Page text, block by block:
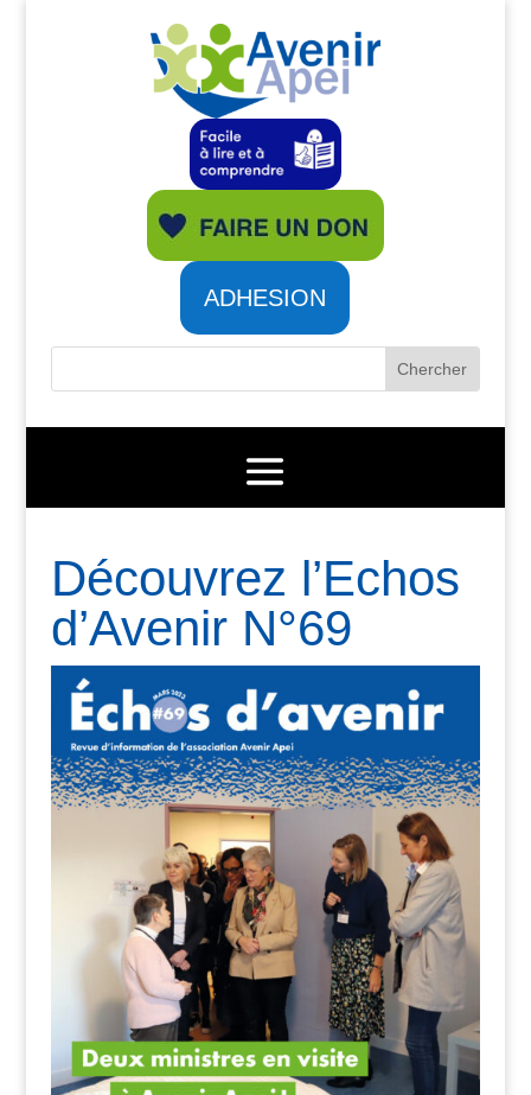
ADHESION
Découvrez l’Echos
d’Avenir N°69